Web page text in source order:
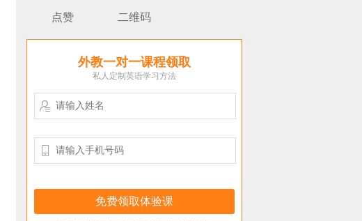
点赞 二维码
外教一对一课程领取
私人定制英语学习方法

